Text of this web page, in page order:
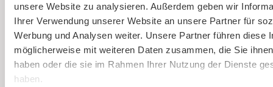
unsere Website zu analysieren. Außerdem geben wir
Ihrer Verwendung unserer Website an unsere Partner für
Werbung und Analysen weiter. Unsere Partner führen diese
möglicherweise mit weiteren Daten zusammen, die Sie
haben oder die sie im Rahmen Ihrer Nutzung der Dienste
haben.